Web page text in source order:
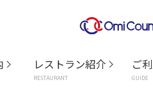
レストラン紹介
RESTAURANT
ご
GUIDE